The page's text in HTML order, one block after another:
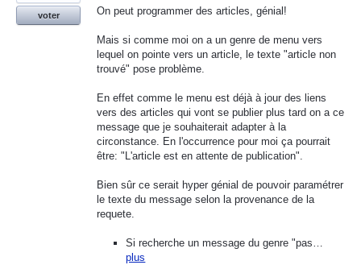
On peut programmer des articles, génial!
Mais si comme moi on a un genre de menu vers
lequel on pointe vers un article, le texte "article non
trouvé" pose problème.
En effet comme le menu est déjà à jour des liens
vers des articles qui vont se publier plus tard on a ce
message que je souhaiterait adapter à la
circonstance. En l'occurrence pour moi ça pourrait
être: "L'article est en attente de publication".
Bien sûr ce serait hyper génial de pouvoir paramétrer
le texte du message selon la provenance de la
requete.
Si recherche un message du genre "pas…
plus
voter